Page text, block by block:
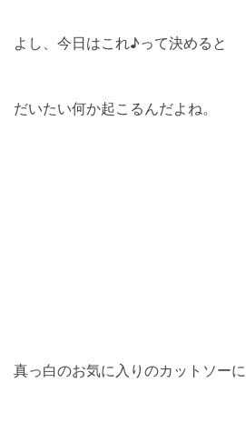
よし、今日はこれ♪って決めると
だいたい何か起こるんだよね。
真っ白のお気に入りのカットソーに